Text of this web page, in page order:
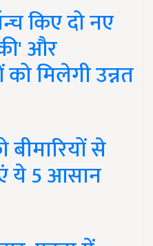
किए दो नए
और
मिलेगी उन्नत
से
ये 5 आसान